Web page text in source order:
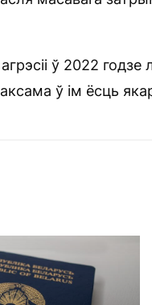
ў 2022 годзе
ў ім ёсць